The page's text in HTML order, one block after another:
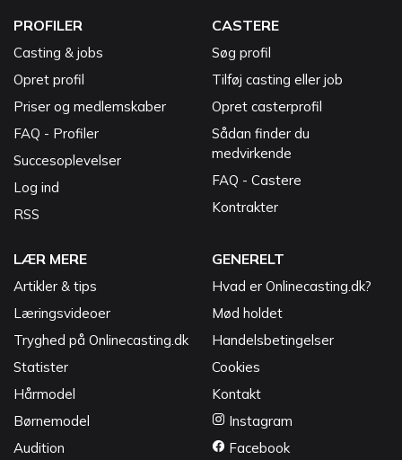
PROFILER
Casting & jobs
Opret profil
Priser og medlemskaber
FAQ - Profiler
Succesoplevelser
Log ind
RSS
CASTERE
Søg profil
Tilføj casting eller job
Opret casterprofil
Sådan finder du
medvirkende
FAQ - Castere
Kontrakter
LÆR MERE
Artikler & tips
Læringsvideoer
Tryghed på Onlinecasting.dk
Statister
Hårmodel
Børnemodel
Audition
GENERELT
Hvad er Onlinecasting.dk?
Mød holdet
Handelsbetingelser
Cookies
Kontakt
Instagram
Facebook